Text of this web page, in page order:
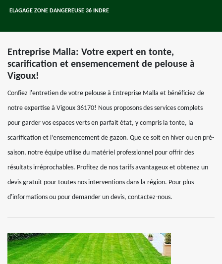
ELAGAGE ZONE DANGEREUSE 36 INDRE
Entreprise Malla: Votre expert en tonte,
scarification et ensemencement de pelouse à
Vigoux!
Confiez l'entretien de votre pelouse à Entreprise Malla et bénéficiez de
notre expertise à Vigoux 36170! Nous proposons des services complets
pour garder vos espaces verts en parfait état, y compris la tonte, la
scarification et l’ensemencement de gazon. Que ce soit en hiver ou en pré-
saison, notre équipe utilise du matériel professionnel pour offrir des
résultats irréprochables. Profitez de nos tarifs avantageux et obtenez un
devis gratuit pour toutes nos interventions dans la région. Pour plus
d'informations ou pour demander un devis, contactez-nous.